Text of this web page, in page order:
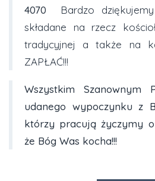
4070 Bardzo
składane na rzecz
tradycyjnej a także na
ZAPŁAĆ!!!
Wszystkim Szanownym
udanego wypoczynku z
którzy pracują życzymy
że Bóg Was kocha!!!